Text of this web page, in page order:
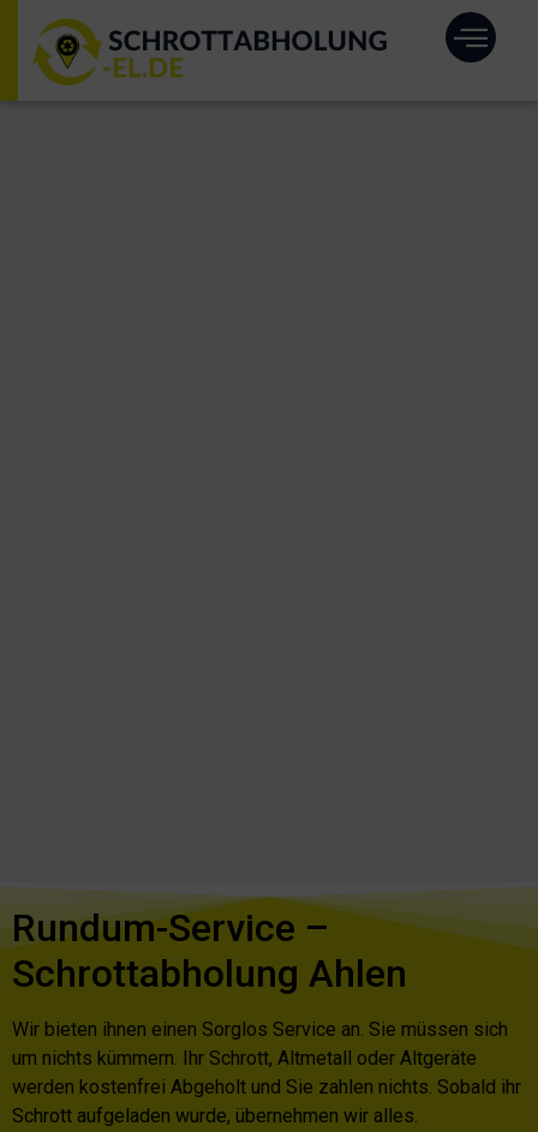
Rundum-Service –
Schrottabholung Ahlen
Wir bieten ihnen einen Sorglos Service an. Sie müssen sich
um nichts kümmern. Ihr Schrott, Altmetall oder Altgeräte
werden kostenfrei Abgeholt und Sie zahlen nichts. Sobald ihr
Schrott aufgeladen wurde, übernehmen wir alles.